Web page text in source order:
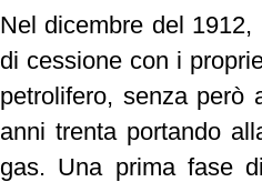
Nel dicembre del
di cessione con i
petrolifero, senza però
anni trenta portando
gas. Una prima fase